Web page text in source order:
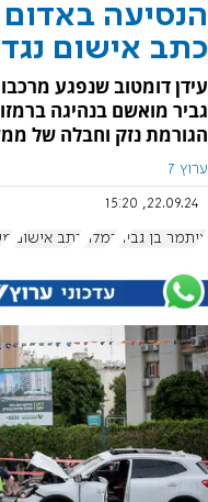
הנסיעה
כתב אישום
עידן דומטוב שנפגע
גביר מואשם בנהיגה
הגורמת נזק וחבלה של
ערוץ 7
22.09.24, 15:20
איתמר בן גביר רמלה כתב אישום